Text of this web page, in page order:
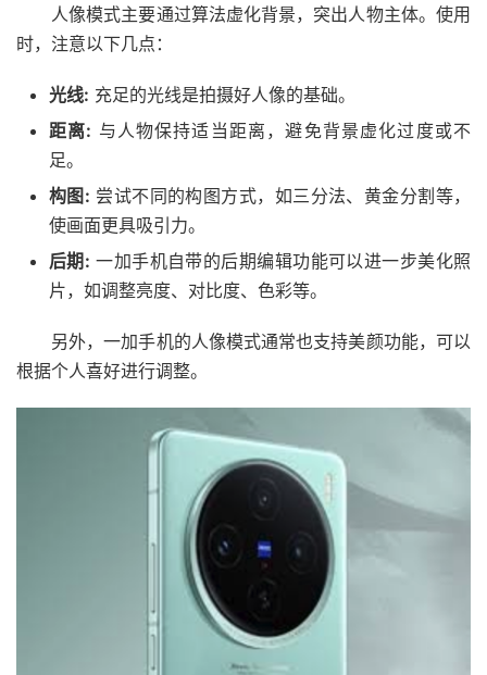
人像模式主要通过算法虚化背景，突出人物主体。使用
时，注意以下几点：
光线: 充足的光线是拍摄好人像的基础。
距离: 与人物保持适当距离，避免背景虚化过度或不
足。
构图: 尝试不同的构图方式，如三分法、黄金分割等，
使画面更具吸引力。
后期: 一加手机自带的后期编辑功能可以进一步美化照
片，如调整亮度、对比度、色彩等。
另外，一加手机的人像模式通常也支持美颜功能，可以
根据个人喜好进行调整。